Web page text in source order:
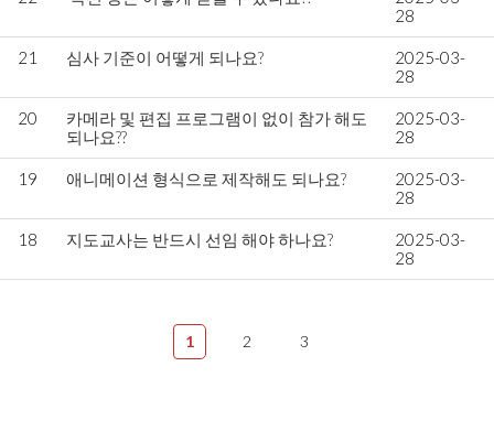
28
21 심사 기준이 어떻게 되나요?
2025-03-
28
20
카메라 및 편집 프로그램이 없이 참가 해도
되나요??
2025-03-
28
19 애니메이션 형식으로 제작해도 되나요?
2025-03-
28
18 지도교사는 반드시 선임 해야 하나요?
2025-03-
28
1 2 3